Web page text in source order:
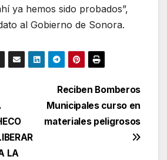
ya hemos sido probados”,
al Gobierno de Sonora.
Reciben Bomberos
Municipales curso en
materiales peligrosos
LA